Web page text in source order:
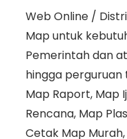
Web Online /
Map untuk
Pemerintah dan
hingga perguruan
Map Raport, Map
Rencana, Map
Cetak Map